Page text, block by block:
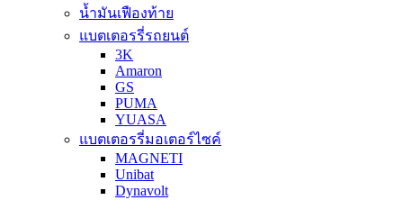
น้ำมันเฟืองท้าย
แบตเตอรรี่รถยนต์
3K
Amaron
GS
PUMA
YUASA
แบตเตอรรี่มอเตอร์ไซค์
MAGNETI
Unibat
Dynavolt